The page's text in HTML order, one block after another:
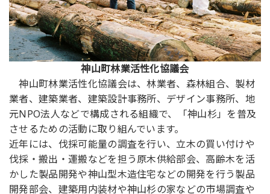
神山町林業活性化協議会
神山町林業活性化協議会は、林業者、森林組合、製材
業者、建築業者、建築設計事務所、デザイン事務所、地
元NPO法人などで構成される組織で、「神山杉」を普及
させるための活動に取り組んでいます。
近年には、伐採可能量の調査を行い、立木の買い付けや
伐採・搬出・運搬などを担う原木供給部会、高齢木を活
かした製品開発や神山型木造住宅などの開発を行う製品
開発部会、建築用内装材や神山杉の家などの市場調査や